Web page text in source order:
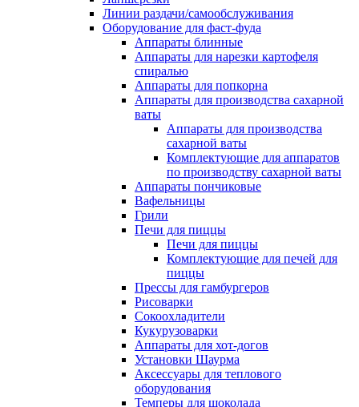
Линии раздачи/самообслуживания
Оборудование для фаст-фуда
Аппараты блинные
Аппараты для нарезки картофеля
спиралью
Аппараты для попкорна
Аппараты для производства сахарной
ваты
Аппараты для производства
сахарной ваты
Комплектующие для аппаратов
по производству сахарной ваты
Аппараты пончиковые
Вафельницы
Грили
Печи для пиццы
Печи для пиццы
Комплектующие для печей для
пиццы
Прессы для гамбургеров
Рисоварки
Сокоохладители
Кукурузоварки
Аппараты для хот-догов
Установки Шаурма
Аксессуары для теплового
оборудования
Темперы для шоколада